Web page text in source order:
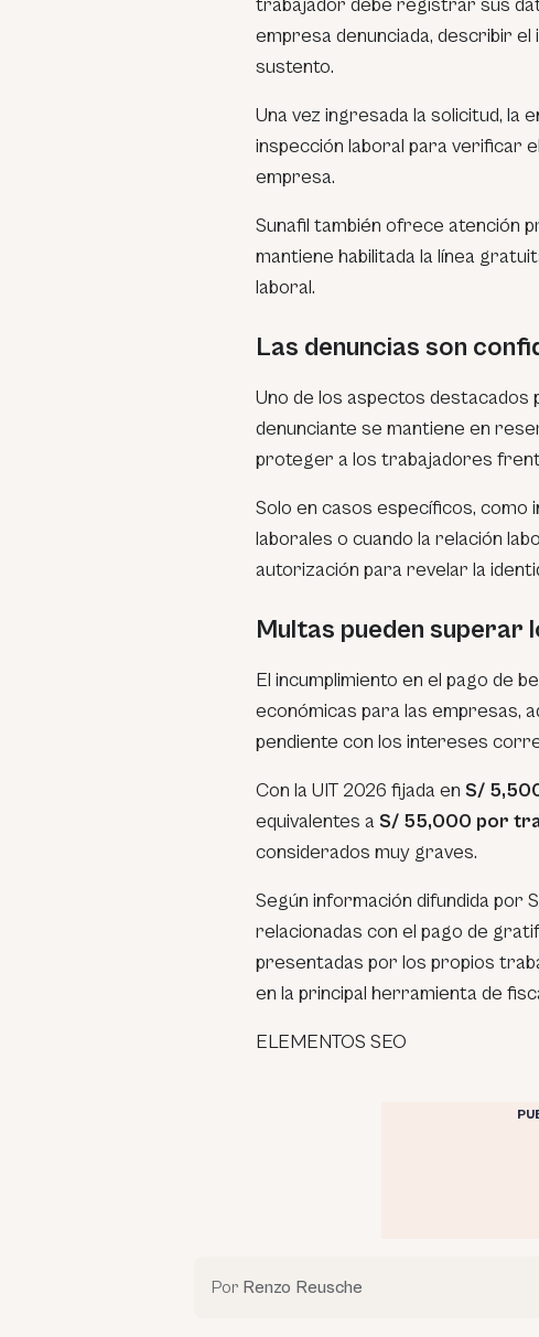
trabajador debe registrar sus
empresa denunciada, describir
sustento.
Una vez ingresada la solicitud, la
inspección laboral para verificar
empresa.
Sunafil también ofrece atención
mantiene habilitada la línea
laboral.
Las denuncias son
Uno de los aspectos destacados
denunciante se mantiene en
proteger a los trabajadores
Solo en casos específicos, como
laborales o cuando la relación
autorización para revelar la
Multas pueden superar
El incumplimiento en el pago de
económicas para las empresas,
pendiente con los intereses
Con la UIT 2026 fijada en S/
equivalentes a S/ 55,000 por
considerados muy graves.
Según información difundida por
relacionadas con el pago de
presentadas por los propios
en la principal herramienta de
ELEMENTOS SEO
Por Renzo Reusche